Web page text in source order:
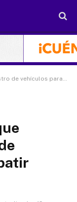
para combatir motorratones